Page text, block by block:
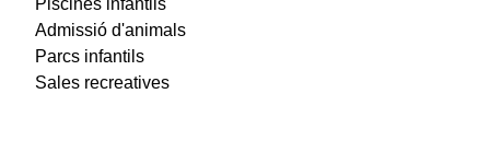
Piscines infantils
Admissió d'animals
Parcs infantils
Sales recreatives